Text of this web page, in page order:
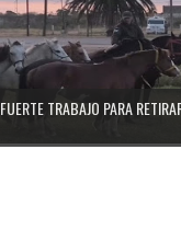
FUERTE TRABAJO PARA